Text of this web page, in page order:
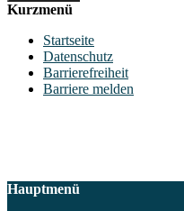
Kurzmenü
Startseite
Datenschutz
Barrierefreiheit
Barriere melden
Hauptmenü